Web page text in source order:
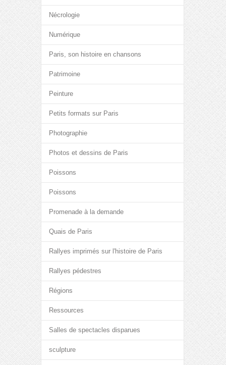
Nécrologie
Numérique
Paris, son histoire en chansons
Patrimoine
Peinture
Petits formats sur Paris
Photographie
Photos et dessins de Paris
Poissons
Poissons
Promenade à la demande
Quais de Paris
Rallyes imprimés sur l'histoire de Paris
Rallyes pédestres
Régions
Ressources
Salles de spectacles disparues
sculpture